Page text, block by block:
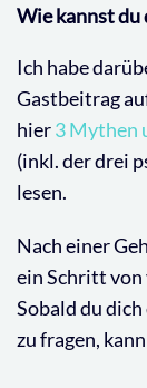
Wie kannst du
Ich habe
Gastbeitrag
hier3 Mythen
(inkl. der drei
lesen.
Nach einer
ein Schritt von
Sobald du
zu fragen,